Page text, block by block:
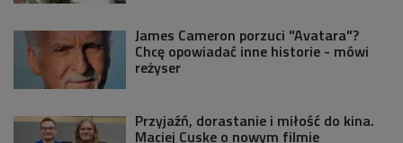
James Cameron porzuci "Avatara"?
Chcę opowiadać inne historie - mówi
reżyser
Przyjaźń, dorastanie i miłość do kina.
Maciej Cuske o nowym filmie